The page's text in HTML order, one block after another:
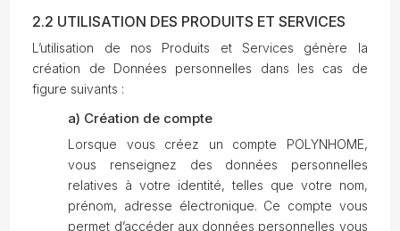
2.2 UTILISATION DES PRODUITS ET SERVICES
L’utilisation de nos Produits et Services génère la
création de Données personnelles dans les cas de
figure suivants :
a) Création de compte
Lorsque vous créez un compte POLYNHOME,
vous renseignez des données personnelles
relatives à votre identité, telles que votre nom,
prénom, adresse électronique. Ce compte vous
permet d’accéder aux données personnelles vous